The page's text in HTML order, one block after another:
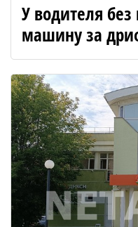
У водителя
машину за